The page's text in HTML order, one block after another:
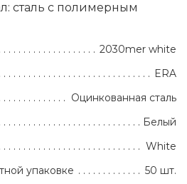
сталь с полимерным
2030mer white
ERA
Оцинкованная сталь
Белый
White
упаковке
50 шт.